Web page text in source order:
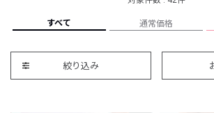
すべて 通常価格
絞り込み